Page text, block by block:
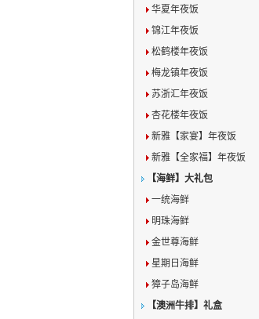
华夏年夜饭
锦江年夜饭
松鹤楼年夜饭
梅龙镇年夜饭
苏浙汇年夜饭
杏花楼年夜饭
新雅【家宴】年夜饭
新雅【全家福】年夜饭
【海鲜】大礼包
一统海鲜
明珠海鲜
金世尊海鲜
星期日海鲜
獐子岛海鲜
【澳洲牛排】礼盒